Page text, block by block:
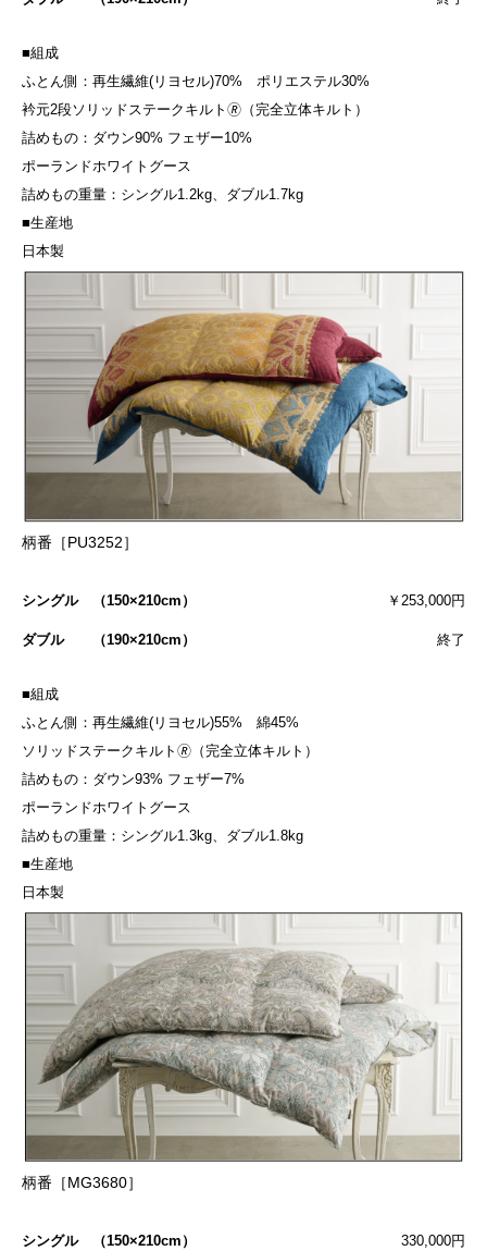
■組成
ふとん側：再生繊維(リヨセル)70% ポリエステル30%
衿元2段ソリッドステークキルト🄬（完全立体キルト）
詰めもの：ダウン90% フェザー10%
ポーランドホワイトグース
詰めもの重量：シングル1.2kg、ダブル1.7kg
■生産地
日本製
柄番［PU3252］
シングル （150×210cm） ￥253,000円
ダブル （190×210cm） 終了
■組成
ふとん側：再生繊維(リヨセル)55% 綿45%
ソリッドステークキルト🄬（完全立体キルト）
詰めもの：ダウン93% フェザー7%
ポーランドホワイトグース
詰めもの重量：シングル1.3kg、ダブル1.8kg
■生産地
日本製
柄番［MG3680］
シングル （150×210cm） 330,000円